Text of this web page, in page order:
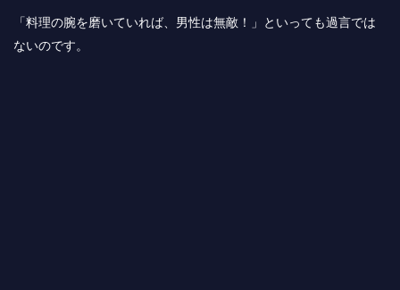
「料理の腕を磨いていれば、男性は無敵！」といっても過言では
ないのです。